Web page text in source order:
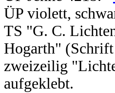
ÜP violett,
TS "G. C.
Hogarth" (Schrift
zweizeilig
aufgeklebt.